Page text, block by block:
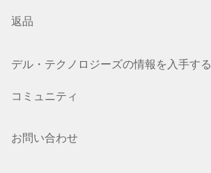
返品
デル・テクノロジーズの情報を入手する
コミュニティ
お問い合わせ